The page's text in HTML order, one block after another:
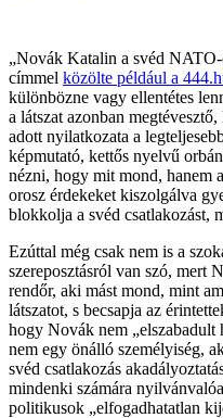
„Novák Katalin a svéd NATO-
címmel közölte például a
különbözne vagy ellentétes
a látszat azonban
adott nyilatkozata a
képmutató, kettős nyelvű
nézni, hogy mit mond, hanem
orosz érdekeket kiszolgálva
blokkolja a svéd csatlakozást,
Ezúttal még csak nem is a
szereposztásról van szó, mert
rendőr, aki mást mond, mint
látszatot, s becsapja az
hogy Novák nem „elszabadult
nem egy önálló személyiség,
svéd csatlakozás
mindenki számára
politikusok „elfogadhatatlan